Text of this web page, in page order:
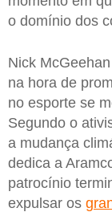
o domínio dos
Nick
na hora de
no esporte se
Segundo o
a mudança
dedica a
patrocínio
expulsar os